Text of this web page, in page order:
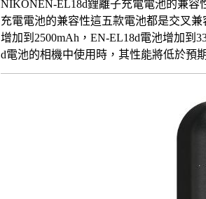
NIKONEN-EL18d鋰離子充電電池的兼容
充電電池的兼容性這五款電池都是交叉
增加到2500mAh，EN-EL18d電池增加到
d電池的相機中使用時，其性能將低於預